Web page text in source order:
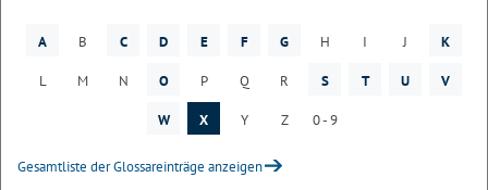
A B C D E F G H I J K
L M N O P Q R S T U V
W X Y Z 0 - 9
Gesamtliste der Glossareinträge anzeigen